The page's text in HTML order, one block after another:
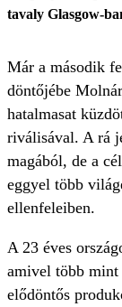
tavaly Glasgow-
Már a második
döntőjébe
hatalmasat
riválisával. A rá
magából, de a
eggyel több
ellenfeleiben.
A 23 éves
amivel több mint
elődöntős